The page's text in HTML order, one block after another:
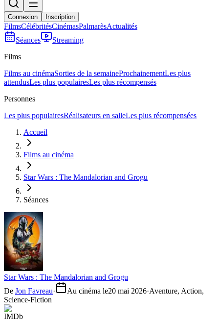
Connexion Inscription
FilmsCélébritésCinémasPalmarèsActualités
Séances
Streaming
Films
Films au cinémaSorties de la semaineProchainementLes plus
attendusLes plus populairesLes plus récompensés
Personnes
Les plus populairesRéalisateurs en salleLes plus récompensées
Accueil
Films au cinéma
Star Wars : The Mandalorian and Grogu
Séances
Star Wars : The Mandalorian and Grogu
De Jon Favreau· Au cinéma le20 mai 2026·Aventure, Action,
Science-Fiction